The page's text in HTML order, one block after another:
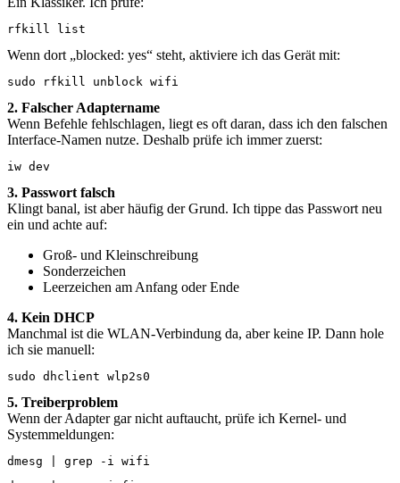
rfkill list
Wenn dort „blocked: yes“ steht, aktiviere ich das Gerät mit:
sudo rfkill unblock wifi
2. Falscher Adaptername
Wenn Befehle fehlschlagen, liegt es oft daran, dass ich den falschen
Interface-Namen nutze. Deshalb prüfe ich immer zuerst:
iw dev
3. Passwort falsch
Klingt banal, ist aber häufig der Grund. Ich tippe das Passwort neu
ein und achte auf:
Groß- und Kleinschreibung
Sonderzeichen
Leerzeichen am Anfang oder Ende
4. Kein DHCP
Manchmal ist die WLAN-Verbindung da, aber keine IP. Dann hole
ich sie manuell:
sudo dhclient wlp2s0
5. Treiberproblem
Wenn der Adapter gar nicht auftaucht, prüfe ich Kernel- und
Systemmeldungen:
dmesg | grep -i wifi